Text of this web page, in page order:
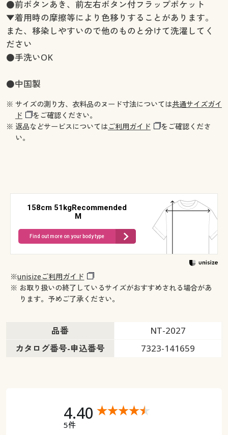
●前ボタンあき、前左右ボタン付フラップポケット
▼着用時の摩擦等により色移りすることがあります。
また、移染しやすいので他のものと分けて洗濯してく
ださい
●手洗いOK
●中国製
※ サイズの測り方、衣料品のヌード寸法については共通サイズガイ
ド
をご確認ください。
※ 返品などサービスについてはご利用ガイド
をご確認くださ
い。
158cm 51kgRecommended
M
Find out more on your body type
※unisizeご利用ガイド
※ お取り扱いの終了しているサイズがおすすめされる場合があ
ります。予めご了承ください。
品番
NT-2027
カタログ番号-申込番号
7323-141659
4.40
5件